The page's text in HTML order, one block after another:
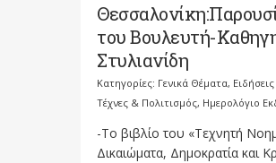
του Βουλευτή-
Στυλιανίδη
Κατηγορίες: Γενικά Θέματα,
Τέχνες & Πολιτισμός, Ημερολόγιο
-Το βιβλίο του «Τεχνητή
Δικαιώματα, Δημοκρατία και